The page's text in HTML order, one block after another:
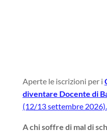
Aperte le iscrizioni per i
diventare Docente di
(12/13 settembre 2026).
A chi soffre di mal di